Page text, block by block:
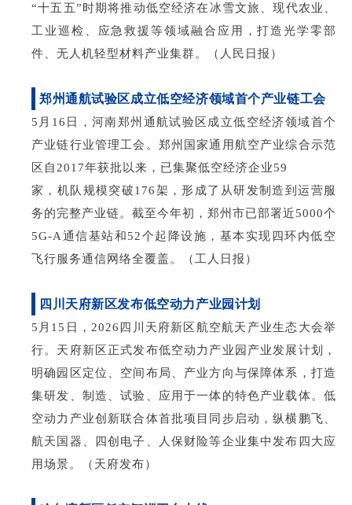
“十五五”时期将推动低空经济在冰雪文旅、现代农业、
工业巡检、应急救援等领域融合应用，打造光学零部
件、无人机轻型材料产业集群。（人民日报）
郑州通航试验区成立低空经济领域首个产业链工会
5月16日，河南郑州通航试验区成立低空经济领域首个
产业链行业管理工会。郑州国家通用航空产业综合示范
区自2017年获批以来，已集聚低空经济企业59
家，机队规模突破176架，形成了从研发制造到运营服
务的完整产业链。截至今年初，郑州市已部署近5000个
5G-A通信基站和52个起降设施，基本实现四环内低空
飞行服务通信网络全覆盖。（工人日报）
四川天府新区发布低空动力产业园计划
5月15日，2026四川天府新区航空航天产业生态大会举
行。天府新区正式发布低空动力产业园产业发展计划，
明确园区定位、空间布局、产业方向与保障体系，打造
集研发、制造、试验、应用于一体的特色产业载体。低
空动力产业创新联合体首批项目同步启动，纵横鹏飞、
航天国器、四创电子、人保财险等企业集中发布四大应
用场景。（天府发布）